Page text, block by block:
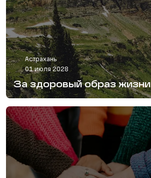
Астрахань
01 июля 2028
За здоровый образ жизни